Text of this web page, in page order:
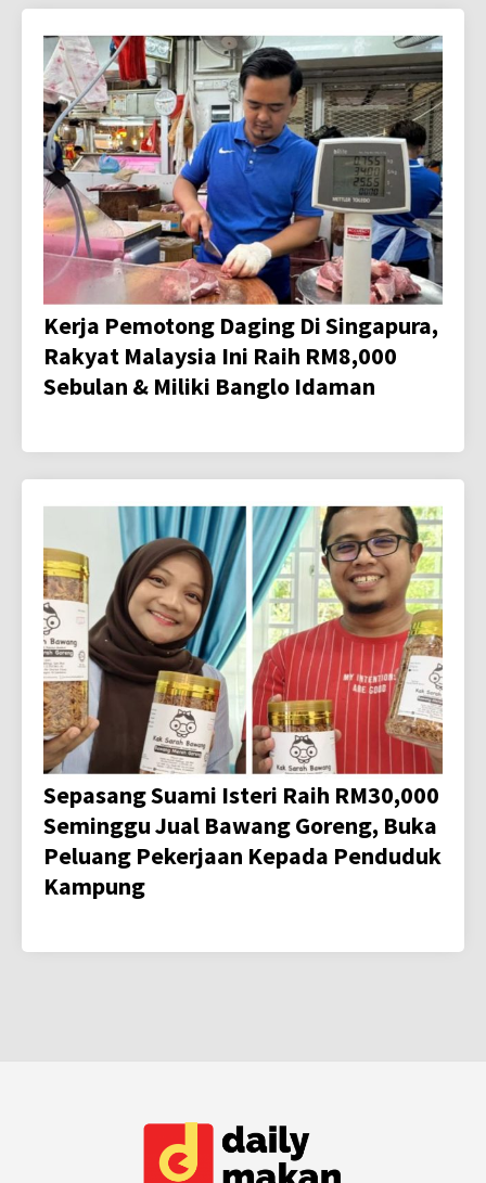
Kerja Pemotong Daging Di Singapura,
Rakyat Malaysia Ini Raih RM8,000
Sebulan & Miliki Banglo Idaman
Sepasang Suami Isteri Raih RM30,000
Seminggu Jual Bawang Goreng, Buka
Peluang Pekerjaan Kepada Penduduk
Kampung